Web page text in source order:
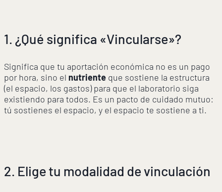
1. ¿Qué significa «Vincularse»?
Significa que tu aportación económica no es un pago
por hora, sino el nutriente que sostiene la estructura
(el espacio, los gastos) para que el laboratorio siga
existiendo para todos. Es un pacto de cuidado mutuo:
tú sostienes el espacio, y el espacio te sostiene a ti.
2. Elige tu modalidad de vinculación